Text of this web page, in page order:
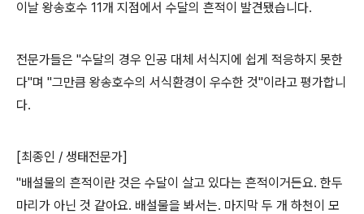
이날 왕송호수 11개 지점에서 수달의 흔적이 발견됐습니다.
전문가들은 "수달의 경우 인공 대체 서식지에 쉽게 적응하지 못한
다"며 "그만큼 왕송호수의 서식환경이 우수한 것"이라고 평가합니
다.
[최종인 / 생태전문가]
"배설물의 흔적이란 것은 수달이 살고 있다는 흔적이거든요. 한두
마리가 아닌 것 같아요. 배설물을 봐서는. 마지막 두 개 하천이 모